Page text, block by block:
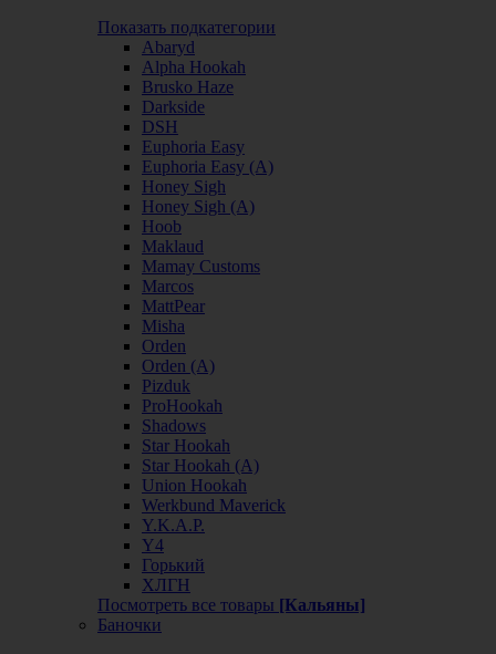
Показать подкатегории
Abaryd
Alpha Hookah
Brusko Haze
Darkside
DSH
Euphoria Easy
Euphoria Easy (А)
Honey Sigh
Honey Sigh (А)
Hoob
Maklaud
Mamay Customs
Marcos
MattPear
Misha
Orden
Orden (А)
Pizduk
ProHookah
Shadows
Star Hookah
Star Hookah (А)
Union Hookah
Werkbund Maverick
Y.K.A.P.
Y4
Горький
ХЛГН
Посмотреть все товары [Кальяны]
Баночки